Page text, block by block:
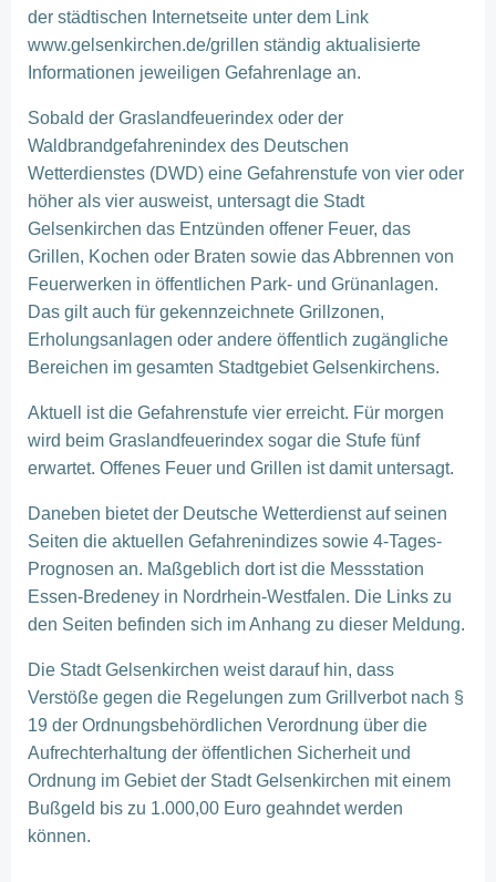
der städtischen Internetseite unter dem Link
www.gelsenkirchen.de/grillen ständig aktualisierte
Informationen jeweiligen Gefahrenlage an.
Sobald der Graslandfeuerindex oder der
Waldbrandgefahrenindex des Deutschen
Wetterdienstes (DWD) eine Gefahrenstufe von vier oder
höher als vier ausweist, untersagt die Stadt
Gelsenkirchen das Entzünden offener Feuer, das
Grillen, Kochen oder Braten sowie das Abbrennen von
Feuerwerken in öffentlichen Park- und Grünanlagen.
Das gilt auch für gekennzeichnete Grillzonen,
Erholungsanlagen oder andere öffentlich zugängliche
Bereichen im gesamten Stadtgebiet Gelsenkirchens.
Aktuell ist die Gefahrenstufe vier erreicht. Für morgen
wird beim Graslandfeuerindex sogar die Stufe fünf
erwartet. Offenes Feuer und Grillen ist damit untersagt.
Daneben bietet der Deutsche Wetterdienst auf seinen
Seiten die aktuellen Gefahrenindizes sowie 4-Tages-
Prognosen an. Maßgeblich dort ist die Messstation
Essen-Bredeney in Nordrhein-Westfalen. Die Links zu
den Seiten befinden sich im Anhang zu dieser Meldung.
Die Stadt Gelsenkirchen weist darauf hin, dass
Verstöße gegen die Regelungen zum Grillverbot nach §
19 der Ordnungsbehördlichen Verordnung über die
Aufrechterhaltung der öffentlichen Sicherheit und
Ordnung im Gebiet der Stadt Gelsenkirchen mit einem
Bußgeld bis zu 1.000,00 Euro geahndet werden
können.